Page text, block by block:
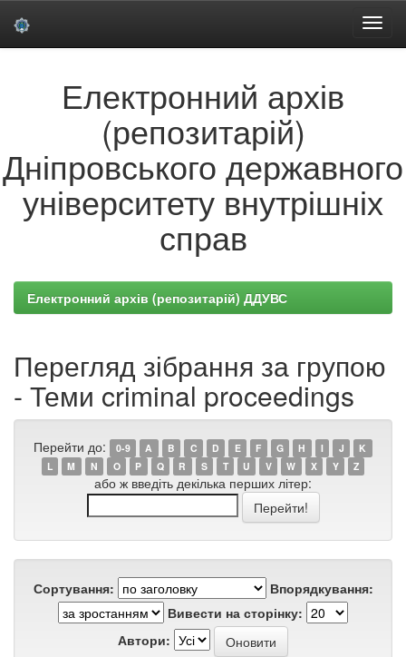
Електронний архів
(репозитарій)
Дніпровського державного
університету внутрішніх
справ
Електронний архів (репозитарій) ДДУВС
Перегляд зібрання за групою
- Теми criminal proceedings
Перейти до: 0-9 A B C D E F G H I J
K
L
M N O P Q R S T U V W X Y Z
або ж введіть декілька перших літер:
Сортування:
Впорядкування:
Вивести на сторінку:
Автори: